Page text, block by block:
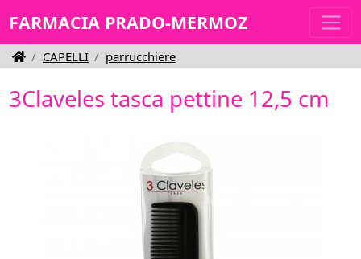
FARMACIA PRADO-MERMOZ
CAPELLI parrucchiere
3Claveles tasca pettine 12,5 cm